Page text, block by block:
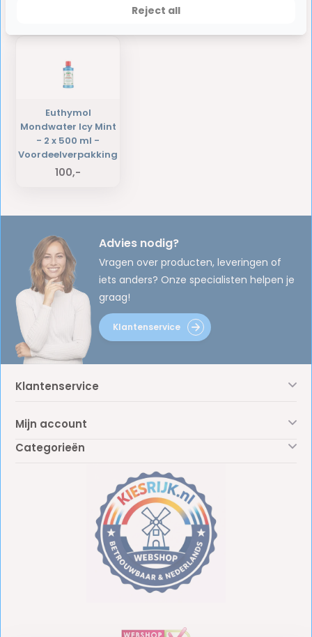
Laatst bekeken producten
Euthymol
Mondwater Icy Mint
- 2 x 500 ml -
Voordeelverpakking
100,-
Advies nodig?
Vragen over producten, leveringen of
iets anders? Onze specialisten helpen je
graag!
Klantenservice
Klantenservice
Mijn account
Categorieën
Reject all